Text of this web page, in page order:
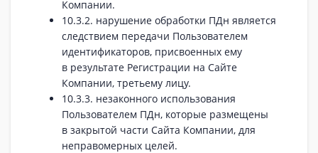
Компании.
10.3.2. нарушение обработки ПДн является
следствием передачи Пользователем
идентификаторов, присвоенных ему
в результате Регистрации на Сайте
Компании, третьему лицу.
10.3.3. незаконного использования
Пользователем ПДн, которые размещены
в закрытой части Сайта Компании, для
неправомерных целей.